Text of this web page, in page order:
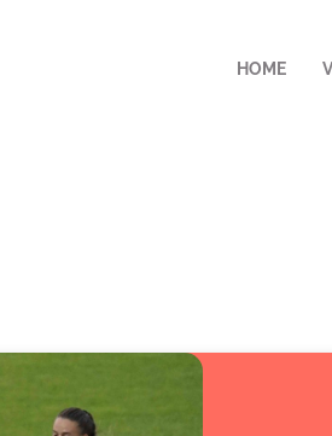
HOME